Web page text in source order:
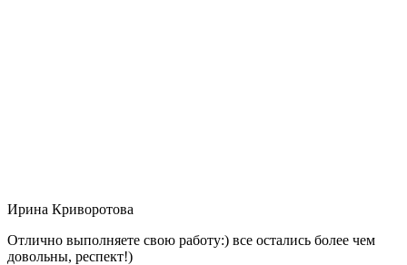
Ирина Криворотова
Отлично выполняете свою работу:) все остались более чем
довольны, респект!)